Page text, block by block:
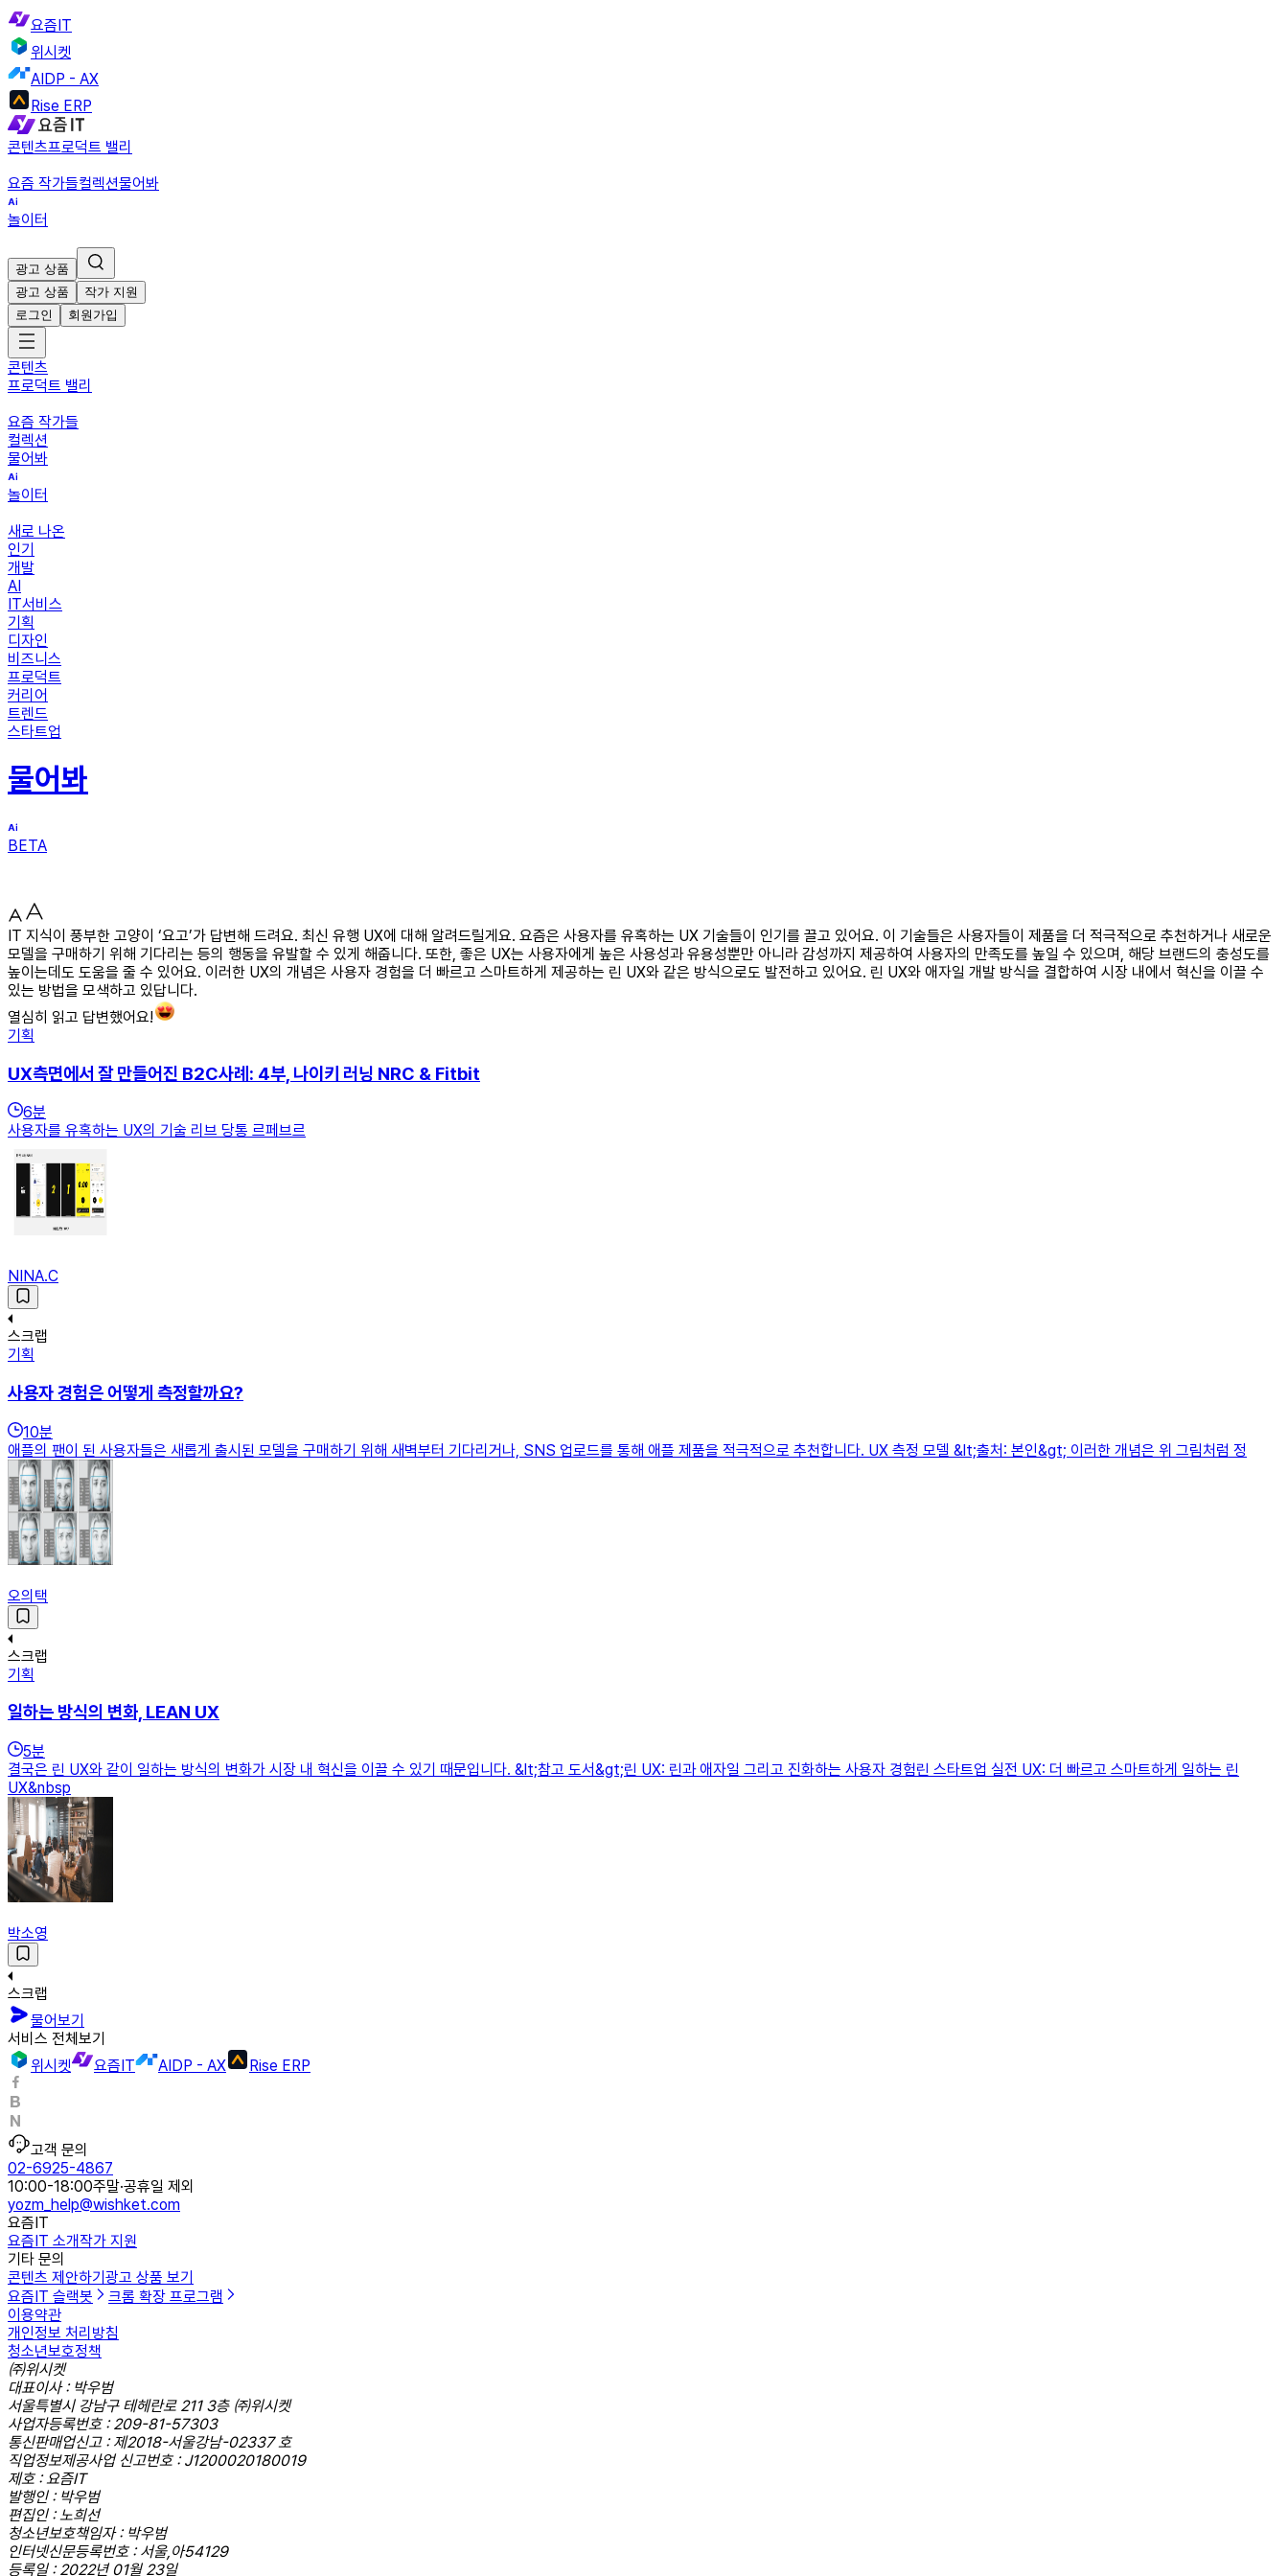
요즘IT
위시켓
AIDP - AX
Rise ERP
콘텐츠프로덕트 밸리
요즘 작가들컬렉션물어봐
놀이터
광고 상품
광고 상품
작가 지원
로그인
회원가입
콘텐츠
프로덕트 밸리
요즘 작가들
컬렉션
물어봐
놀이터
새로 나온
인기
개발
AI
IT서비스
기획
디자인
비즈니스
프로덕트
커리어
트렌드
스타트업
물어봐
BETA
IT 지식이 풍부한 고양이 ‘요고’가 답변해 드려요. 최신 유행 UX에 대해 알려드릴게요. 요즘은 사용자를 유혹하는 UX 기술들이 인기를 끌고 있어요. 이 기술들은 사용자들이 제품을 더 적극적으로 추천하거나 새로운
모델을 구매하기 위해 기다리는 등의 행동을 유발할 수 있게 해줍니다. 또한, 좋은 UX는 사용자에게 높은 사용성과 유용성뿐만 아니라 감성까지 제공하여 사용자의 만족도를 높일 수 있으며, 해당 브랜드의 충성도를
높이는데도 도움을 줄 수 있어요. 이러한 UX의 개념은 사용자 경험을 더 빠르고 스마트하게 제공하는 린 UX와 같은 방식으로도 발전하고 있어요. 린 UX와 애자일 개발 방식을 결합하여 시장 내에서 혁신을 이끌 수
있는 방법을 모색하고 있답니다.
열심히 읽고 답변했어요!
기획
UX측면에서 잘 만들어진 B2C사례: 4부, 나이키 러닝 NRC & Fitbit
6분
사용자를 유혹하는 UX의 기술 리브 당통 르페브르
NINA.C
스크랩
기획
사용자 경험은 어떻게 측정할까요?
10분
애플의 팬이 된 사용자들은 새롭게 출시된 모델을 구매하기 위해 새벽부터 기다리거나, SNS 업로드를 통해 애플 제품을 적극적으로 추천합니다. UX 측정 모델 &lt;출처: 본인&gt; 이러한 개념은 위 그림처럼 정
오의택
스크랩
기획
일하는 방식의 변화, LEAN UX
5분
결국은 린 UX와 같이 일하는 방식의 변화가 시장 내 혁신을 이끌 수 있기 때문입니다. &lt;참고 도서&gt;린 UX: 린과 애자일 그리고 진화하는 사용자 경험린 스타트업 실전 UX: 더 빠르고 스마트하게 일하는 린
UX&nbsp
박소영
스크랩
물어보기
서비스 전체보기
위시켓
요즘IT AIDP - AX Rise ERP
고객 문의
02-6925-4867
10:00-18:00주말·공휴일 제외
yozm_help@wishket.com
요즘IT
요즘IT 소개작가 지원
기타 문의
콘텐츠 제안하기 광고 상품 보기
요즘IT 슬랙봇
크롬 확장 프로그램
이용약관
개인정보 처리방침
청소년보호정책
㈜위시켓
대표이사 : 박우범
서울특별시 강남구 테헤란로 211 3층 ㈜위시켓
사업자등록번호 : 209-81-57303
통신판매업신고 : 제2018-서울강남-02337 호
직업정보제공사업 신고번호 : J1200020180019
제호 : 요즘IT
발행인 : 박우범
편집인 : 노희선
청소년보호책임자 : 박우범
인터넷신문등록번호 : 서울,아54129
등록일 : 2022년 01월 23일